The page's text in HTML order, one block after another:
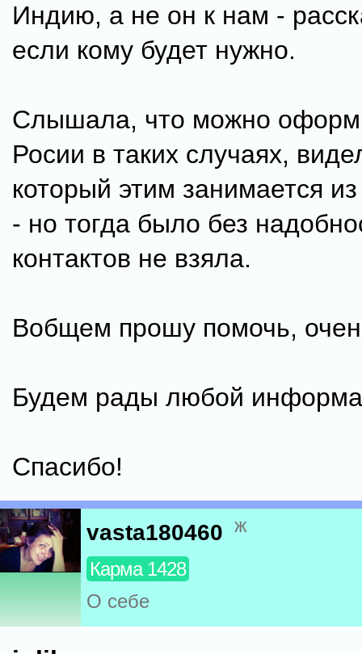
Индию, а не он к нам -
если кому будет нужно.
Слышала, что можно
Росии в таких случаях,
который этим занимается из
- но тогда было без
контактов не взяла.
Вобщем прошу помочь,
Будем рады любой
Спасибо!
vasta180460 ж
Карма 1428
О себе